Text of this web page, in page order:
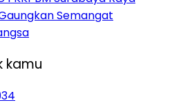
Semangat
kamu